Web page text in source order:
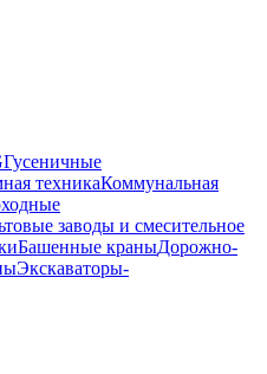
Гусеничные
техникаКоммунальная
заводы и смесительное
Башенные краныДорожно-
Экскаваторы-